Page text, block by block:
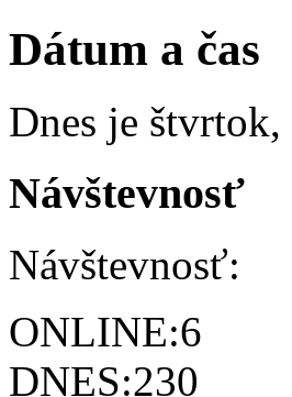
Dátum a čas
Dnes je štvrtok,
Návštevnosť
Návštevnosť:
ONLINE:6
DNES:230